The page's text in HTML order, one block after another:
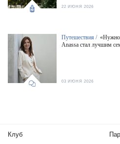
22 ИЮНЯ 2026
Путешествия / «Нужно
Anassa стал лучшим
03 ИЮНЯ 2026
Клуб